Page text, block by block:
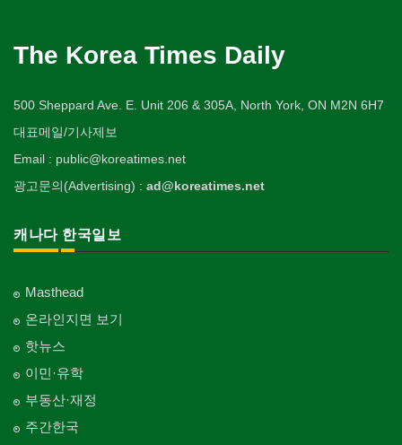
The Korea Times Daily
500 Sheppard Ave. E. Unit 206 & 305A, North York, ON M2N 6H7
대표메일/기사제보
Email : public@koreatimes.net
광고문의(Advertising) : ad@koreatimes.net
캐나다 한국일보
Masthead
온라인지면 보기
핫뉴스
이민·유학
부동산·재정
주간한국